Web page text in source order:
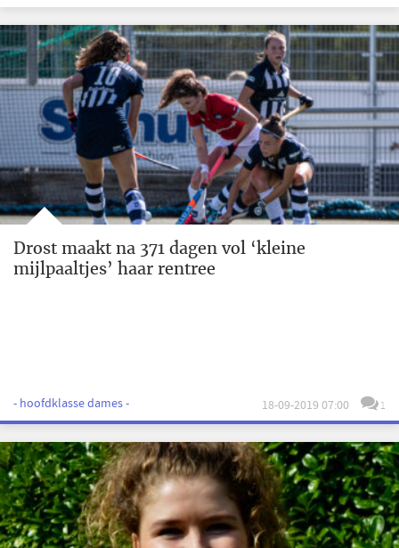
Drost maakt na 371 dagen vol ‘kleine
mijlpaaltjes’ haar rentree
- hoofdklasse dames - 18-09-2019 07:00 1